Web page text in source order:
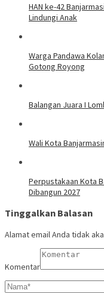
HAN ke-42
Lindungi Anak
Warga Pandawa
Gotong Royong
Balangan Juara I
Wali Kota
Perpustakaan Kota
Dibangun 2027
Tinggalkan Balasan
Alamat email Anda tidak
Komentar